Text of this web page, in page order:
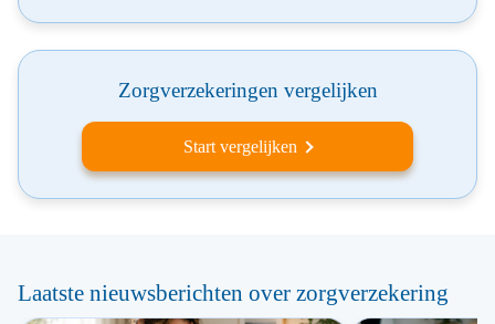
Zorgverzekeringen vergelijken
Start vergelijken
Laatste nieuwsberichten over zorgverzekering